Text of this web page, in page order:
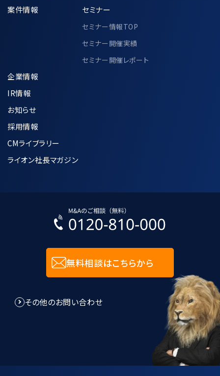
案件情報 セミナー
セミナー情報TOP
セミナー開催実績
セミナー開催レポート
企業情報
IR情報
お知らせ
採用情報
CMライブラリー
ライオン社長マガジン
無料相談はこちらから
その他のお問い合わせ